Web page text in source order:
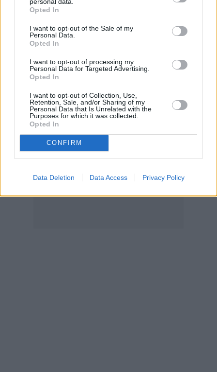
Opted In
I want to opt-out of the Sale of my
Personal Data.
Opted In
I want to opt-out of processing my
Personal Data for Targeted Advertising.
Opted In
I want to opt-out of Collection, Use,
Retention, Sale, and/or Sharing of my
Personal Data that Is Unrelated with the
Purposes for which it was collected.
Opted In
CONFIRM
Data Deletion Data Access Privacy Policy
ολοκλήρωση των απαιτούμενων
Εμπορικό Μητρώο (Γ.Ε.ΜΗ.).
Διαβάστε επίσης:
Buy, Hold or Sell: Άμεση ανάλυση για Metlen,
Aegean, ETE, ΠΛΑΘ